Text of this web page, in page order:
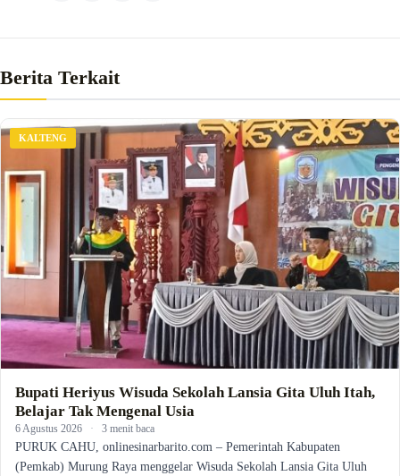
Berita Terkait
KALTENG
Bupati Heriyus Wisuda Sekolah Lansia Gita Uluh Itah,
Belajar Tak Mengenal Usia
6 Agustus 2026 · 3 menit baca
PURUK CAHU, onlinesinarbarito.com – Pemerintah Kabupaten
(Pemkab) Murung Raya menggelar Wisuda Sekolah Lansia Gita Uluh